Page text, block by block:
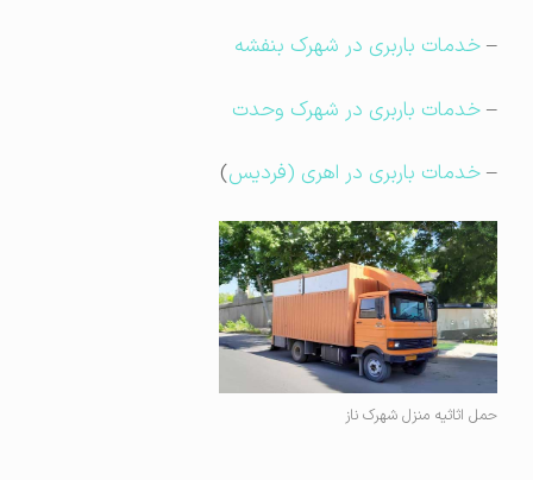
خدمات باربری در شهرک بنفشه
خدمات باربری در شهرک وحدت
خدمات باربری در اهری (فردیس)
حمل اثاثیه منزل شهرک ناز